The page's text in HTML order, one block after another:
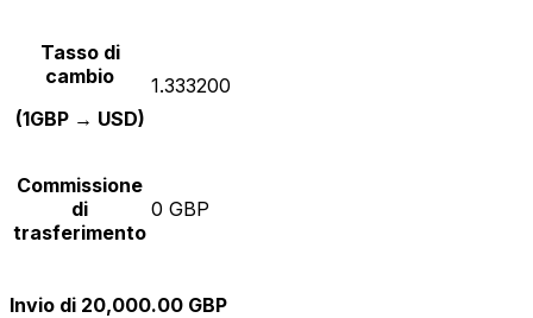
Tasso di
cambio
(1GBP → USD)
1.333200
Commissione
di
trasferimento
0 GBP
Invio di 20,000.00 GBP